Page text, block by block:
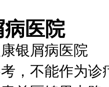
医院
银屑病医院
，不能作为诊